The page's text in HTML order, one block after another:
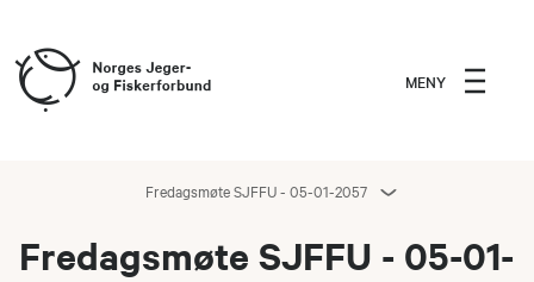
MENY
Fredagsmøte SJFFU - 05-01-2057
Fredagsmøte SJFFU - 05-01-